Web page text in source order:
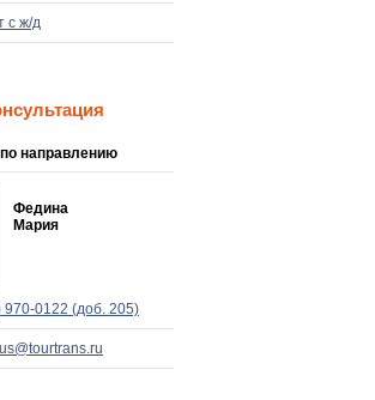
с ж/д
направлению
Федина
Мария
970-0122 (доб. 205)